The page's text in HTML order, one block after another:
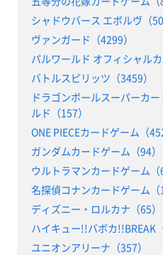
シャドウバース エボルヴ（
ヴァンガード（4299）
パルワールド オフィシャルカ
バトルスピリッツ（3459）
ドラゴンボールスーパーカ
ルド（157）
ONE PIECEカードゲーム（
ガンダムカードゲーム（94）
ウルトラマンカードゲーム（
名探偵コナンカードゲーム（
ディズニー・ロルカナ（65）
ハイキュー!!バボカ!!BREAK
ユニオンアリーナ（357）